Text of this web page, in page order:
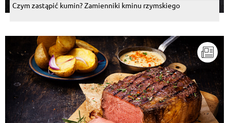
Czym zastąpić kumin? Zamienniki kminu rzymskiego